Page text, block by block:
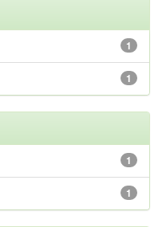
1
1
1
1